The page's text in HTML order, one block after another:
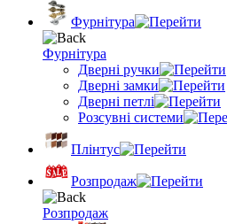
Фурнітура
Фурнітура
Дверні ручки
Дверні замки
Дверні петлі
Розсувні системи
Плінтус
Розпродаж
Розпродаж